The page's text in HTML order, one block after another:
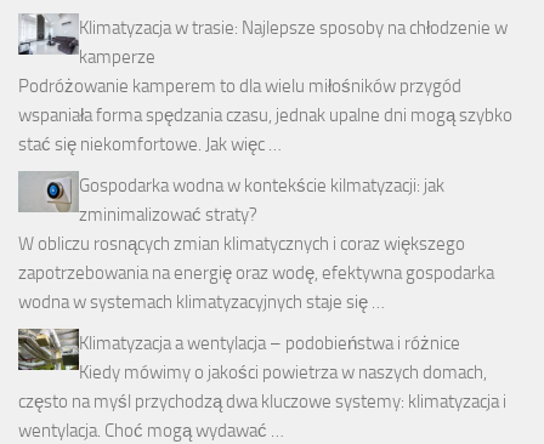
Klimatyzacja w trasie: Najlepsze sposoby na chłodzenie w
kamperze
Podróżowanie kamperem to dla wielu miłośników przygód
wspaniała forma spędzania czasu, jednak upalne dni mogą szybko
stać się niekomfortowe. Jak więc …
Gospodarka wodna w kontekście kilmatyzacji: jak
zminimalizować straty?
W obliczu rosnących zmian klimatycznych i coraz większego
zapotrzebowania na energię oraz wodę, efektywna gospodarka
wodna w systemach klimatyzacyjnych staje się …
Klimatyzacja a wentylacja – podobieństwa i różnice
Kiedy mówimy o jakości powietrza w naszych domach,
często na myśl przychodzą dwa kluczowe systemy: klimatyzacja i
wentylacja. Choć mogą wydawać …